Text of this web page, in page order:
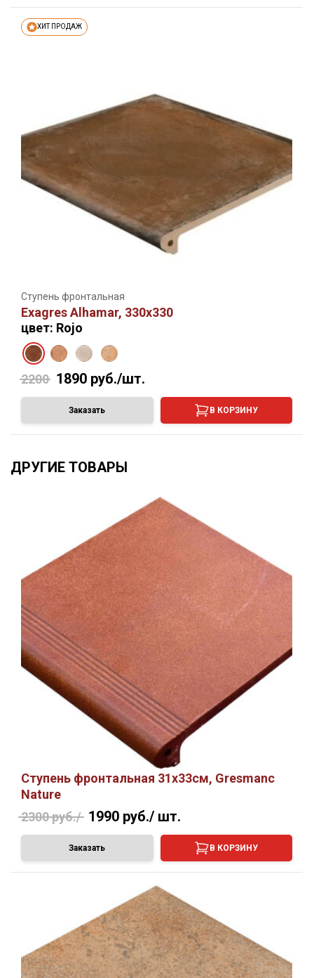
ХИТ ПРОДАЖ
Ступень фронтальная
Exagres Alhamar, 330х330
цвет: Rojo
2200 1890 руб./шт.
Заказать В КОРЗИНУ
ДРУГИЕ ТОВАРЫ
Ступень фронтальная 31х33см, Gresmanc
Nature
2300 руб./ 1990 руб./ шт.
Заказать В КОРЗИНУ